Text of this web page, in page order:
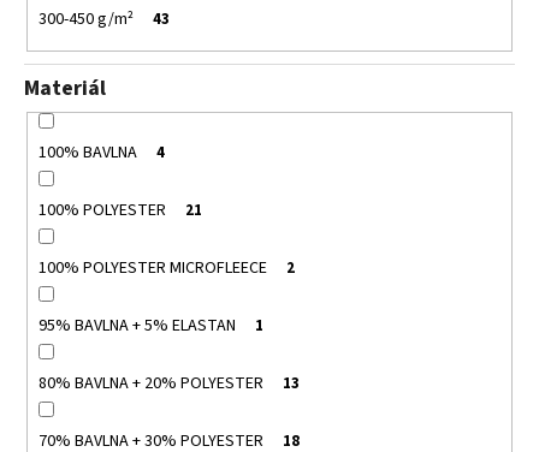
300-450 g/m² 43
Materiál
100% BAVLNA 4
100% POLYESTER 21
100% POLYESTER MICROFLEECE 2
95% BAVLNA + 5% ELASTAN 1
80% BAVLNA + 20% POLYESTER 13
70% BAVLNA + 30% POLYESTER 18